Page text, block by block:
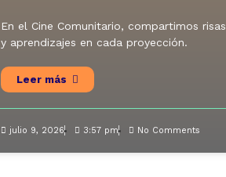
En el Cine Comunitario, compartimos risas
y aprendizajes en cada proyección.
Leer más
julio 9, 2026 3:57 pm No Comments